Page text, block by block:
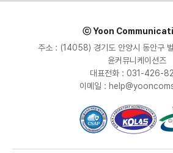
ⓒ Yoon
주소 : (14058) 경기도 안양시 동안구
윤커뮤니케이션즈
대표전화 : 031-426-
이메일 :